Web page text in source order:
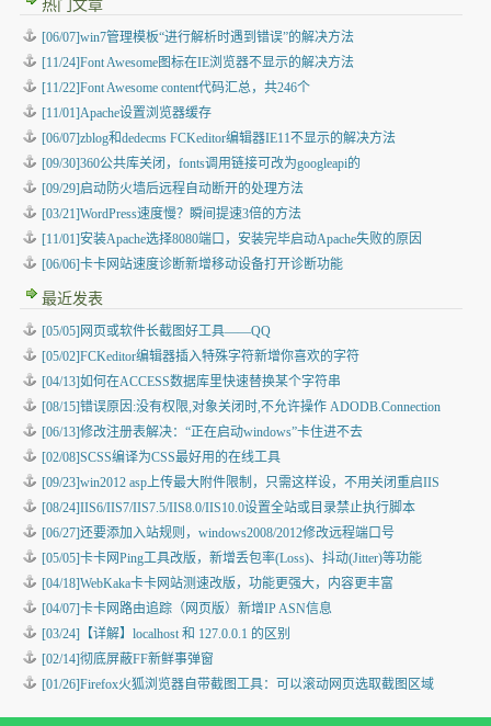
热门文章
[06/07]win7管理模板“进行解析时遇到错误”的解决方法
[11/24]Font Awesome图标在IE浏览器不显示的解决方法
[11/22]Font Awesome content代码汇总，共246个
[11/01]Apache设置浏览器缓存
[06/07]zblog和dedecms FCKeditor编辑器IE11不显示的解决方法
[09/30]360公共库关闭，fonts调用链接可改为googleapi的
[09/29]启动防火墙后远程自动断开的处理方法
[03/21]WordPress速度慢？瞬间提速3倍的方法
[11/01]安装Apache选择8080端口，安装完毕启动Apache失败的原因
[06/06]卡卡网站速度诊断新增移动设备打开诊断功能
最近发表
[05/05]网页或软件长截图好工具——QQ
[05/02]FCKeditor编辑器插入特殊字符新增你喜欢的字符
[04/13]如何在ACCESS数据库里快速替换某个字符串
[08/15]错误原因:没有权限,对象关闭时,不允许操作 ADODB.Connection
[06/13]修改注册表解决：“正在启动windows”卡住进不去
[02/08]SCSS编译为CSS最好用的在线工具
[09/23]win2012 asp上传最大附件限制，只需这样设，不用关闭重启IIS
[08/24]IIS6/IIS7/IIS7.5/IIS8.0/IIS10.0设置全站或目录禁止执行脚本
[06/27]还要添加入站规则，windows2008/2012修改远程端口号
[05/05]卡卡网Ping工具改版，新增丢包率(Loss)、抖动(Jitter)等功能
[04/18]WebKaka卡卡网站测速改版，功能更强大，内容更丰富
[04/07]卡卡网路由追踪（网页版）新增IP ASN信息
[03/24]【详解】localhost 和 127.0.0.1 的区别
[02/14]彻底屏蔽FF新鲜事弹窗
[01/26]Firefox火狐浏览器自带截图工具：可以滚动网页选取截图区域